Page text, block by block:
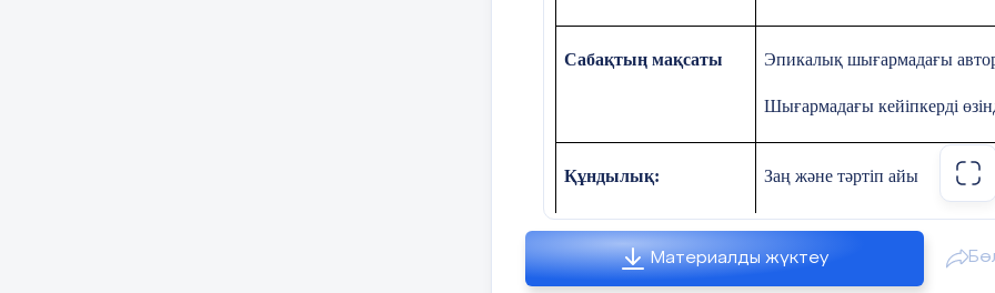
Сабақтың мақсаты Эпикалық шығармадағы автор
Шығармадағы кейіпкерді
Құндылық:
Апта дәйексөзі:
Заң және тәртіп айы
Тәртіпсіз ел болмайды
Қоғамдық тәртіп пен
Материалды жүктеу